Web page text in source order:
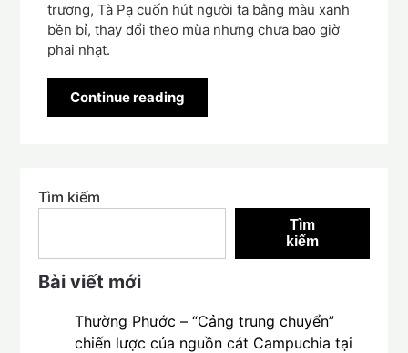
trương, Tà Pạ cuốn hút người ta bằng màu xanh
bền bỉ, thay đổi theo mùa nhưng chưa bao giờ
phai nhạt.
Continue reading
Tìm kiếm
Tìm
kiếm
Bài viết mới
Thường Phước – “Cảng trung chuyển”
chiến lược của nguồn cát Campuchia tại